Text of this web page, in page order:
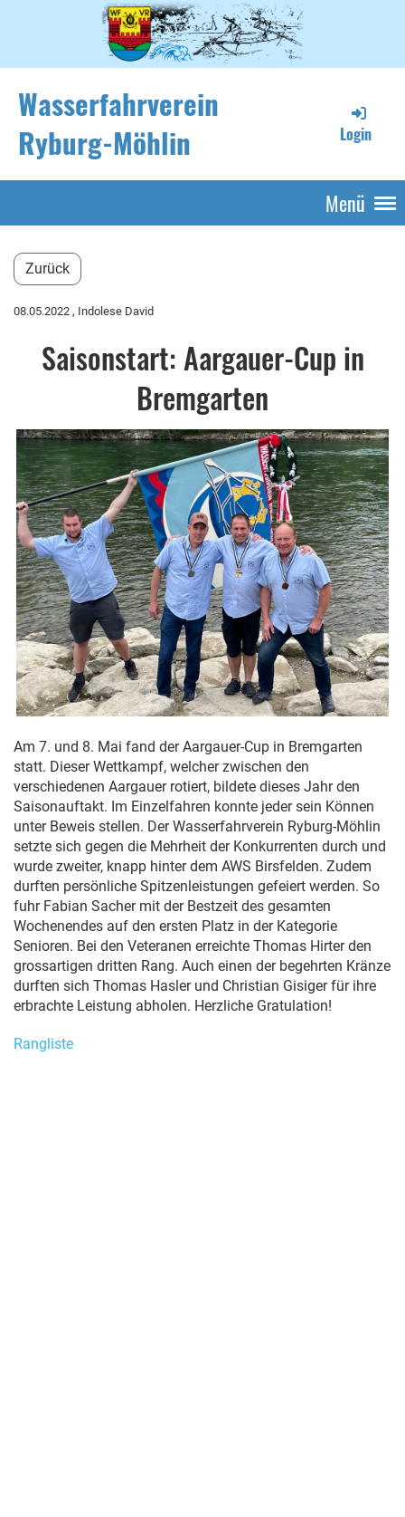
Wasserfahrverein
Ryburg-Möhlin
Login
Menü
Zurück
08.05.2022 , Indolese David
Saisonstart: Aargauer-Cup in
Bremgarten
Am 7. und 8. Mai fand der Aargauer-Cup in Bremgarten
statt. Dieser Wettkampf, welcher zwischen den
verschiedenen Aargauer rotiert, bildete dieses Jahr den
Saisonauftakt. Im Einzelfahren konnte jeder sein Können
unter Beweis stellen. Der Wasserfahrverein Ryburg-Möhlin
setzte sich gegen die Mehrheit der Konkurrenten durch und
wurde zweiter, knapp hinter dem AWS Birsfelden. Zudem
durften persönliche Spitzenleistungen gefeiert werden. So
fuhr Fabian Sacher mit der Bestzeit des gesamten
Wochenendes auf den ersten Platz in der Kategorie
Senioren. Bei den Veteranen erreichte Thomas Hirter den
grossartigen dritten Rang. Auch einen der begehrten Kränze
durften sich Thomas Hasler und Christian Gisiger für ihre
erbrachte Leistung abholen. Herzliche Gratulation!
Rangliste